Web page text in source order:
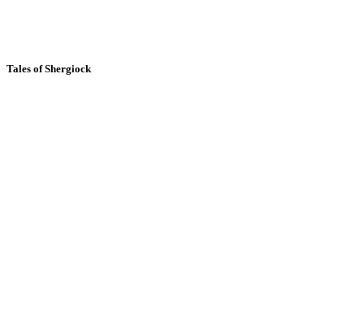
Tales of Shergiock